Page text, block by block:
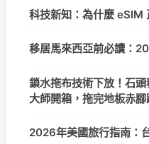
科技新知：為什麼 eSIM
移居馬來西亞前必讀：
鎖水拖布技術下放！石
大師開箱，拖完地板赤
2026年美國旅行指南：